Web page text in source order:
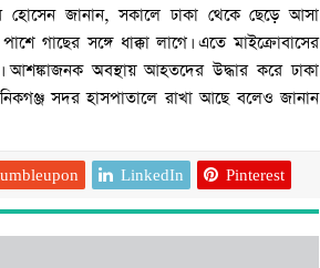
জানান, সকালে ঢাকা থেকে ছেড়ে আসা
গাছের সঙ্গে ধাক্কা লাগে। এতে মাইক্রোবাসের
অবস্থায় আহতদের উদ্ধার করে ঢাকা
সদর হাসপাতালে রাখা আছে বলেও জানান
LinkedIn Pinterest